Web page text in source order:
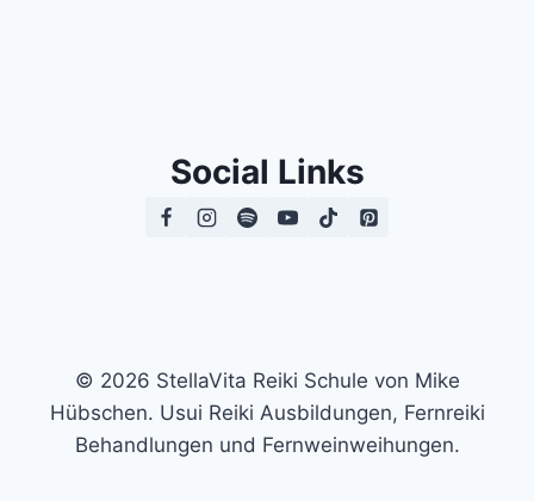
Social Links
© 2026 StellaVita Reiki Schule von Mike
Hübschen. Usui Reiki Ausbildungen, Fernreiki
Behandlungen und Fernweinweihungen.